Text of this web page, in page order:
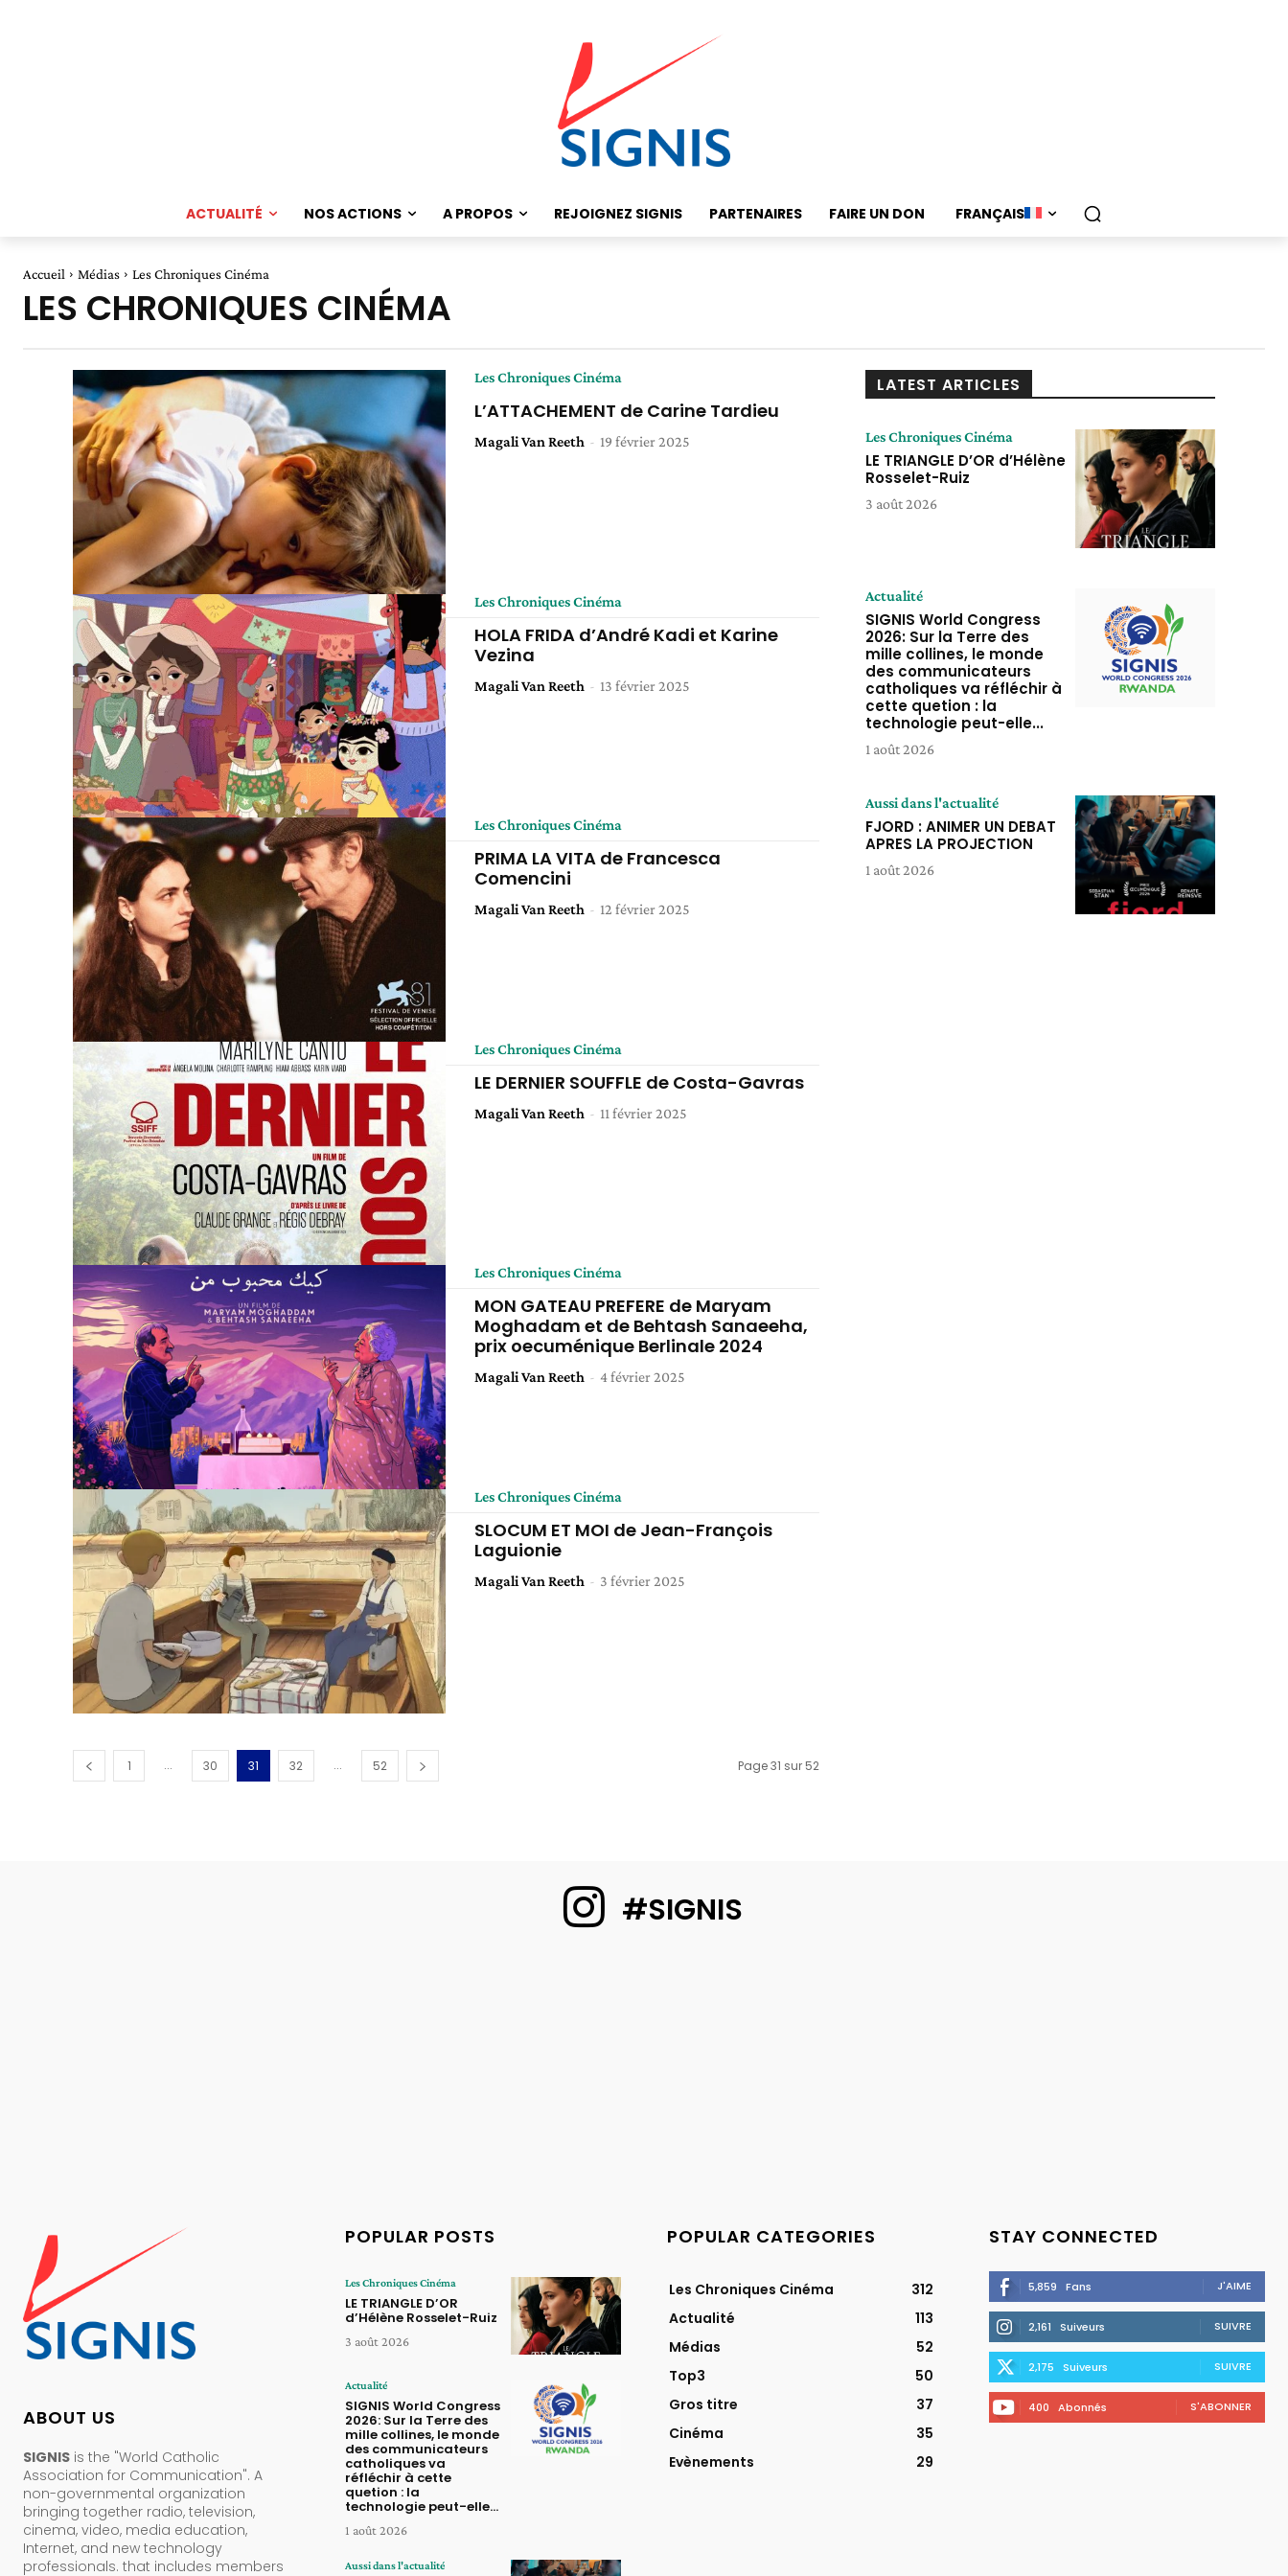
ACTUALITÉ NOS ACTIONS A PROPOS REJOIGNEZ SIGNIS PARTENAIRES FAIRE UN DON FRANÇAIS
Accueil Médias Les Chroniques Cinéma
LES CHRONIQUES CINÉMA
Les Chroniques Cinéma
L’ATTACHEMENT de Carine Tardieu
Magali Van Reeth - 19 février 2025
Les Chroniques Cinéma
HOLA FRIDA d’André Kadi et Karine
Vezina
Magali Van Reeth - 13 février 2025
Les Chroniques Cinéma
PRIMA LA VITA de Francesca
Comencini
Magali Van Reeth - 12 février 2025
Les Chroniques Cinéma
LE DERNIER SOUFFLE de Costa-Gavras
Magali Van Reeth - 11 février 2025
Les Chroniques Cinéma
MON GATEAU PREFERE de Maryam
Moghadam et de Behtash Sanaeeha,
prix oecuménique Berlinale 2024
Magali Van Reeth - 4 février 2025
Les Chroniques Cinéma
SLOCUM ET MOI de Jean-François
Laguionie
Magali Van Reeth - 3 février 2025
1 ... 30 31 32 ... 52 Page 31 sur 52
LATEST ARTICLES
Les Chroniques Cinéma
LE TRIANGLE D’OR d’Hélène
Rosselet-Ruiz
3 août 2026
Actualité
SIGNIS World Congress
2026: Sur la Terre des
mille collines, le monde
des communicateurs
catholiques va réfléchir à
cette quetion : la
technologie peut-elle...
1 août 2026
Aussi dans l'actualité
FJORD : ANIMER UN DEBAT
APRES LA PROJECTION
1 août 2026
#SIGNIS
ABOUT US
SIGNIS is the "World Catholic
Association for Communication". A
non-governmental organization
bringing together radio, television,
cinema, video, media education,
Internet, and new technology
professionals. that includes members
POPULAR POSTS
Les Chroniques Cinéma
LE TRIANGLE D’OR
d’Hélène Rosselet-Ruiz
3 août 2026
Actualité
SIGNIS World Congress
2026: Sur la Terre des
mille collines, le monde
des communicateurs
catholiques va
réfléchir à cette
quetion : la
technologie peut-elle...
1 août 2026
Aussi dans l'actualité
POPULAR CATEGORIES
Les Chroniques Cinéma
312
Actualité
113
Médias
52
Top3
50
Gros titre
37
Cinéma
35
Evènements
29
STAY CONNECTED
5,859 Fans J'AIME
2,161 Suiveurs SUIVRE
2,175 Suiveurs SUIVRE
400 Abonnés S'ABONNER